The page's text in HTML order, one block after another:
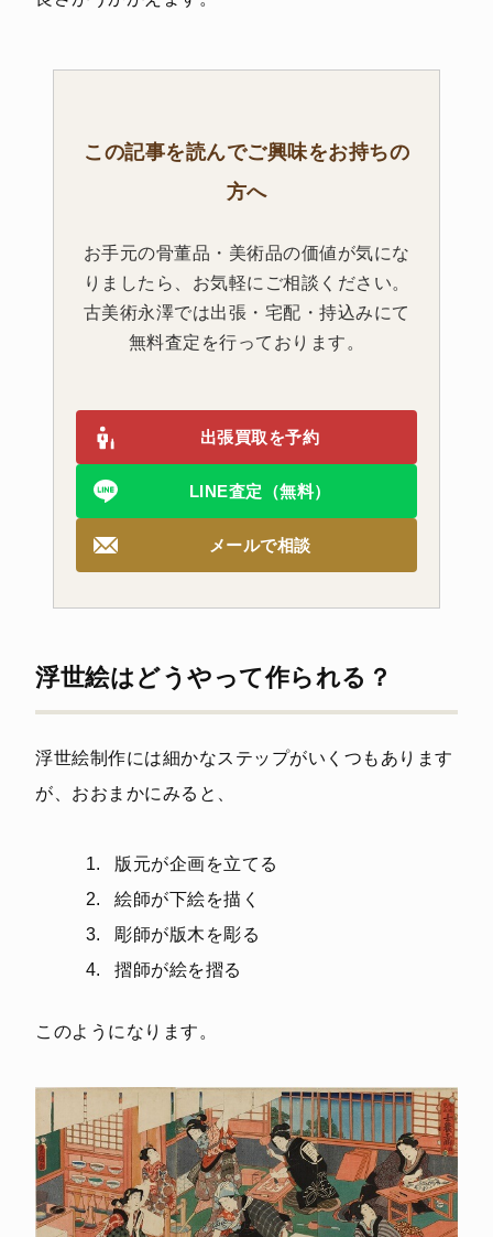
この記事を読んでご興味をお持ちの
方へ
お手元の骨董品・美術品の価値が気にな
りましたら、お気軽にご相談ください。
古美術永澤では出張・宅配・持込みにて
無料査定を行っております。
出張買取を予約
LINE査定（無料）
メールで相談
浮世絵はどうやって作られる？
浮世絵制作には細かなステップがいくつもあります
が、おおまかにみると、
版元が企画を立てる
絵師が下絵を描く
彫師が版木を彫る
摺師が絵を摺る
このようになります。